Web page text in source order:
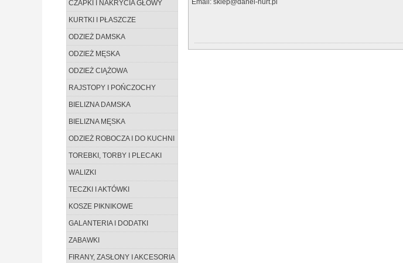
CZAPKI I NAKRYCIA GŁOWY
KURTKI I PŁASZCZE
ODZIEŻ DAMSKA
ODZIEŻ MĘSKA
ODZIEŻ CIĄŻOWA
RAJSTOPY I POŃCZOCHY
BIELIZNA DAMSKA
BIELIZNA MĘSKA
ODZIEŻ ROBOCZA I DO KUCHNI
TOREBKI, TORBY I PLECAKI
WALIZKI
TECZKI I AKTÓWKI
KOSZE PIKNIKOWE
GALANTERIA I DODATKI
ZABAWKI
FIRANY, ZASŁONY I AKCESORIA